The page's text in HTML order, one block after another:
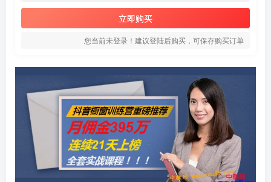
立即购买
您当前未登录！建议登陆后购买，可保存购买订单